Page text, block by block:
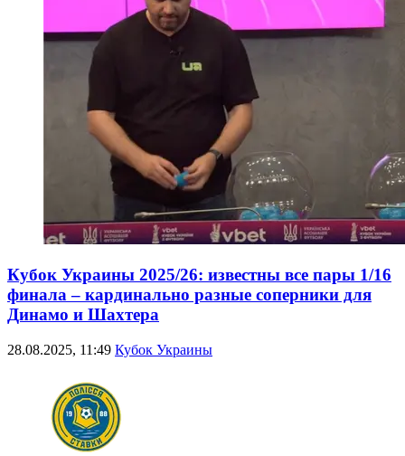
Кубок Украины 2025/26: известны все пары 1/16
финала – кардинально разные соперники для
Динамо и Шахтера
28.08.2025, 11:49 Кубок Украины